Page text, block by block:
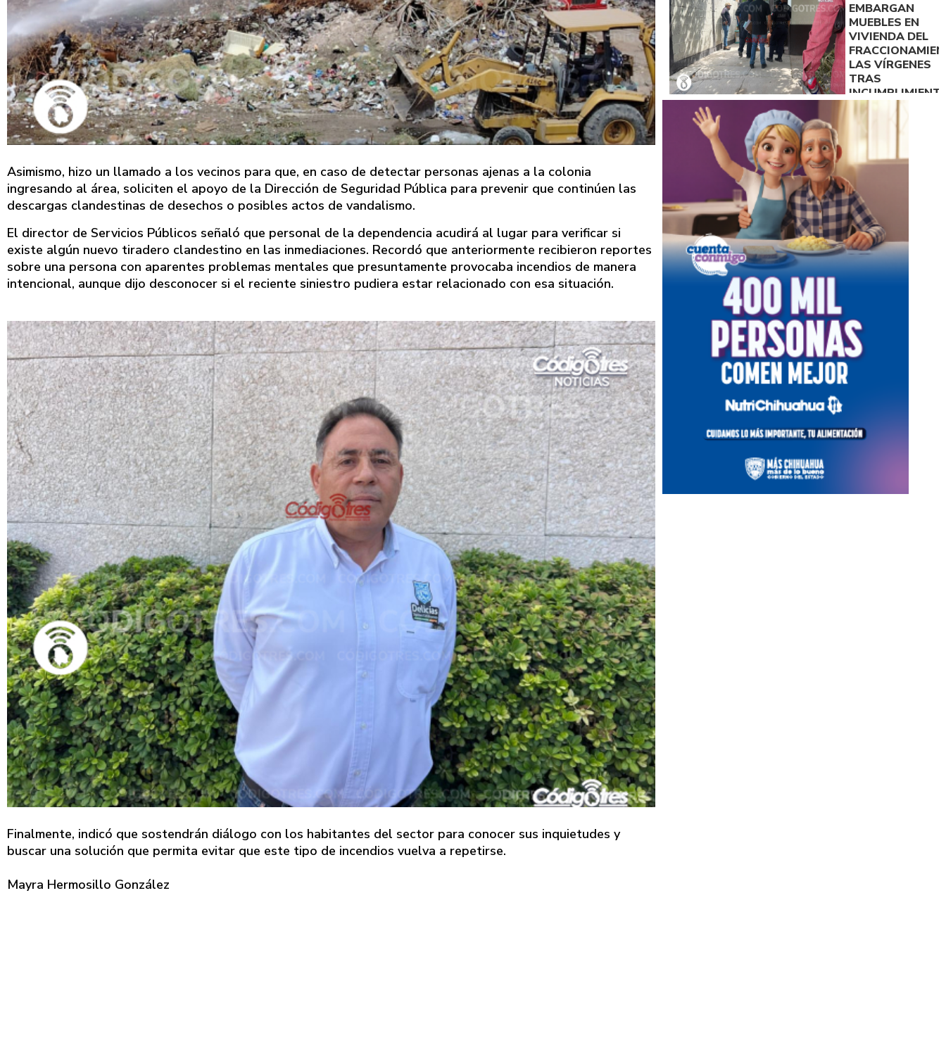
Asimismo, hizo un llamado a los vecinos para que, en caso de detectar personas ajenas a la colonia
ingresando al área, soliciten el apoyo de la Dirección de Seguridad Pública para prevenir que continúen las
descargas clandestinas de desechos o posibles actos de vandalismo.
El director de Servicios Públicos señaló que personal de la dependencia acudirá al lugar para verificar si
existe algún nuevo tiradero clandestino en las inmediaciones. Recordó que anteriormente recibieron reportes
sobre una persona con aparentes problemas mentales que presuntamente provocaba incendios de manera
intencional, aunque dijo desconocer si el reciente siniestro pudiera estar relacionado con esa situación.
Finalmente, indicó que sostendrán diálogo con los habitantes del sector para conocer sus inquietudes y
buscar una solución que permita evitar que este tipo de incendios vuelva a repetirse.
Mayra Hermosillo González
EMBARGAN
MUEBLES EN
VIVIENDA DEL
LAS VÍRGENES
TRAS
DE ACUERDO
DE PAGO